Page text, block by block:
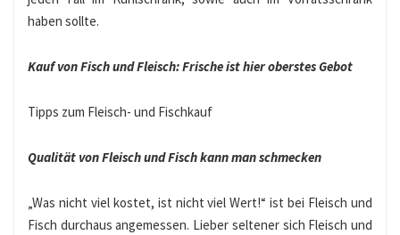
haben sollte.
Kauf von Fisch und Fleisch: Frische ist hier oberstes Gebot
Tipps zum Fleisch- und Fischkauf
Qualität von Fleisch und Fisch kann man schmecken
„Was nicht viel kostet, ist nicht viel Wert!“ ist bei Fleisch und
Fisch durchaus angemessen. Lieber seltener sich Fleisch und